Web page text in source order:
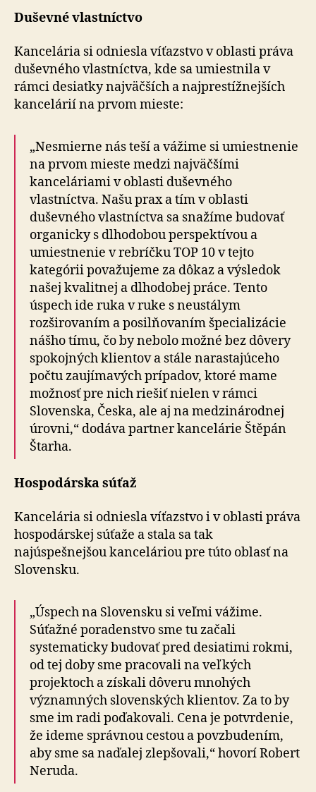
Duševné vlastníctvo
Kancelária si odniesla víťazstvo v oblasti práva
duševného vlastníctva, kde sa umiestnila v
rámci desiatky najväčších a najprestížnejších
kancelárií na prvom mieste:
„Nesmierne nás teší a vážime si umiestnenie
na prvom mieste medzi najväčšími
kanceláriami v oblasti duševného
vlastníctva. Našu prax a tím v oblasti
duševného vlastníctva sa snažíme budovať
organicky s dlhodobou perspektívou a
umiestnenie v rebríčku TOP 10 v tejto
kategórii považujeme za dôkaz a výsledok
našej kvalitnej a dlhodobej práce. Tento
úspech ide ruka v ruke s neustálym
rozširovaním a posilňovaním špecializácie
nášho tímu, čo by nebolo možné bez dôvery
spokojných klientov a stále narastajúceho
počtu zaujímavých prípadov, ktoré mame
možnosť pre nich riešiť nielen v rámci
Slovenska, Česka, ale aj na medzinárodnej
úrovni,“ dodáva partner kancelárie Štěpán
Štarha.
Hospodárska súťaž
Kancelária si odniesla víťazstvo i v oblasti práva
hospodárskej súťaže a stala sa tak
najúspešnejšou kanceláriou pre túto oblasť na
Slovensku.
„Úspech na Slovensku si veľmi vážime.
Súťažné poradenstvo sme tu začali
systematicky budovať pred desiatimi rokmi,
od tej doby sme pracovali na veľkých
projektoch a získali dôveru mnohých
významných slovenských klientov. Za to by
sme im radi poďakovali. Cena je potvrdenie,
že ideme správnou cestou a povzbudením,
aby sme sa naďalej zlepšovali,“ hovorí Robert
Neruda.